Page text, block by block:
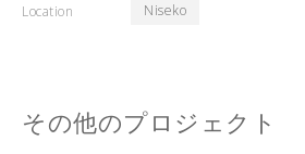
Location Niseko
その他のプロジェクト